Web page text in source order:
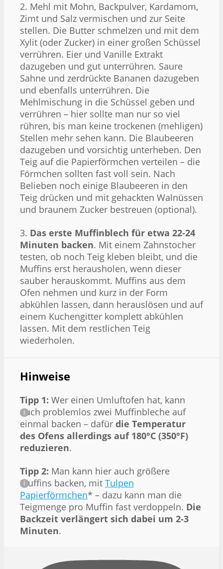
2. Mehl mit Mohn, Backpulver, Kardamom,
Zimt und Salz vermischen und zur Seite
stellen. Die Butter schmelzen und mit dem
Xylit (oder Zucker) in einer großen Schüssel
verrühren. Eier und Vanille Extrakt
dazugeben und gut unterrühren. Saure
Sahne und zerdrückte Bananen dazugeben
und ebenfalls unterrühren. Die
Mehlmischung in die Schüssel geben und
verrühren – hier sollte man nur so viel
rühren, bis man keine trockenen (mehligen)
Stellen mehr sehen kann. Die Blaubeeren
dazugeben und vorsichtig unterheben. Den
Teig auf die Papierförmchen verteilen – die
Förmchen sollten fast voll sein. Nach
Belieben noch einige Blaubeeren in den
Teig drücken und mit gehackten Walnüssen
und braunem Zucker bestreuen (optional).
3. Das erste Muffinblech für etwa 22-24
Minuten backen. Mit einem Zahnstocher
testen, ob noch Teig kleben bleibt, und die
Muffins erst herausholen, wenn dieser
sauber herauskommt. Muffins aus dem
Ofen nehmen und kurz in der Form
abkühlen lassen, dann herauslösen und auf
einem Kuchengitter komplett abkühlen
lassen. Mit dem restlichen Teig
wiederholen.
Hinweise
Tipp 1: Wer einen Umluftofen hat, kann
auch problemlos zwei Muffinbleche auf
einmal backen – dafür die Temperatur
des Ofens allerdings auf 180°C (350°F)
reduzieren.
Tipp 2: Man kann hier auch größere
Muffins backen, mit Tulpen
Papierförmchen* – dazu kann man die
Teigmenge pro Muffin fast verdoppeln. Die
Backzeit verlängert sich dabei um 2-3
Minuten.